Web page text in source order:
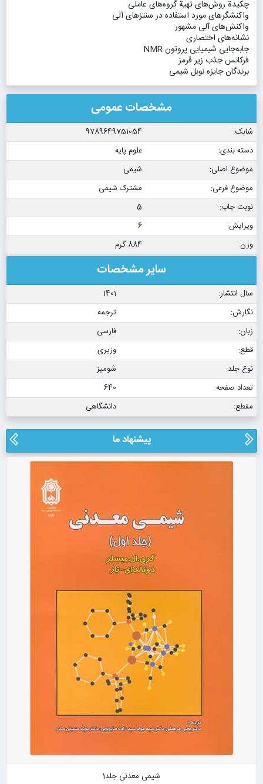
چكیدة روش‌های تهیة گروه‌های عاملی
واكنشگرهای مورد استفاده در سنتزهای آلی
واكنش‌های آلی مشهور
نشانه‌های اختصاری
جابه‌جایی شیمیایی پروتون NMR
فركانس جذب زیر قرمز
برندگان جایزه نوبل شیمی
مشخصات عمومی
شابک:
9789649751054
دسته بندی:
علوم پایه
موضوع اصلی:
شیمی
موضوع فرعی:
مشترک شیمی
نوبت چاپ:
5
ویرایش:
6
وزن:
884 گرم
سایر مشخصات
سال انتشار:
1401
نگارش:
ترجمه
زبان:
فارسی
قطع:
وزیری
نوع جلد:
شومیز
تعداد صفحه:
640
مقطع:
دانشگاهی
پیشنهاد ما
شیمی معدنی جلد1